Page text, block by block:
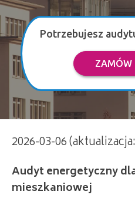
Potrzebujesz
ZAMÓW
2026-03-06
Audyt energetyczny dla